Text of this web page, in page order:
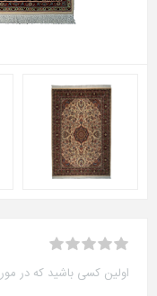
اولین کسی باشید که در